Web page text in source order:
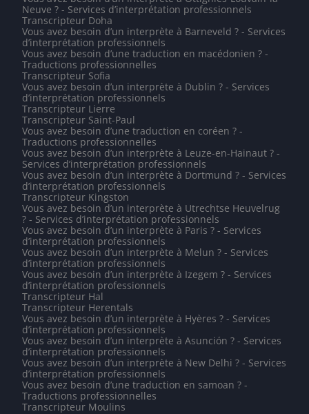
Neuve ? - Services d’interprétation professionnels
Transcripteur Doha
Vous avez besoin d’un interprète à Barneveld ? - Services
d’interprétation professionnels
Vous avez besoin d’une traduction en macédonien ? -
Traductions professionnelles
Transcripteur Sofia
Vous avez besoin d’un interprète à Dublin ? - Services
d’interprétation professionnels
Transcripteur Lierre
Transcripteur Saint-Paul
Vous avez besoin d’une traduction en coréen ? -
Traductions professionnelles
Vous avez besoin d’un interprète à Leuze-en-Hainaut ? -
Services d’interprétation professionnels
Vous avez besoin d’un interprète à Dortmund ? - Services
d’interprétation professionnels
Transcripteur Kingston
Vous avez besoin d’un interprète à Utrechtse Heuvelrug
? - Services d’interprétation professionnels
Vous avez besoin d’un interprète à Paris ? - Services
d’interprétation professionnels
Vous avez besoin d’un interprète à Melun ? - Services
d’interprétation professionnels
Vous avez besoin d’un interprète à Izegem ? - Services
d’interprétation professionnels
Transcripteur Hal
Transcripteur Herentals
Vous avez besoin d’un interprète à Hyères ? - Services
d’interprétation professionnels
Vous avez besoin d’un interprète à Asunción ? - Services
d’interprétation professionnels
Vous avez besoin d’un interprète à New Delhi ? - Services
d’interprétation professionnels
Vous avez besoin d’une traduction en samoan ? -
Traductions professionnelles
Transcripteur Moulins